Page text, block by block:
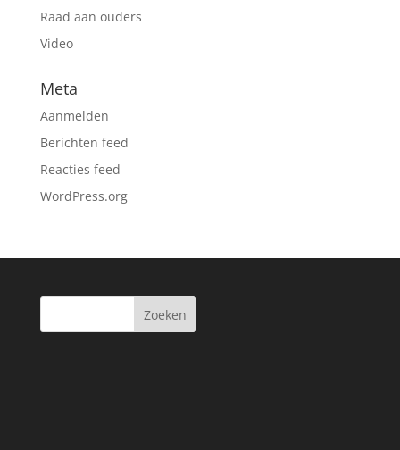
Raad aan ouders
Video
Meta
Aanmelden
Berichten feed
Reacties feed
WordPress.org